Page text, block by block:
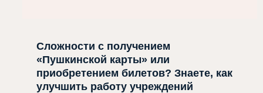
Сложности с получением
«Пушкинской карты» или
приобретением билетов? Знаете, как
улучшить работу учреждений